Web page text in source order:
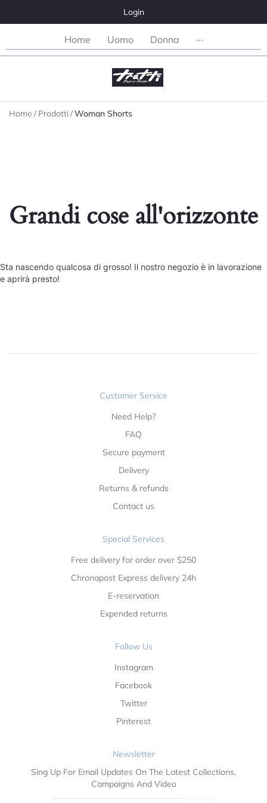
Login
Home Uomo Donna ···
Home / Prodotti/Woman Shorts
Grandi cose all'orizzonte
Sta nascendo qualcosa di grosso! Il nostro negozio è in lavorazione
e aprirà presto!
Customer Service
Need Help?
FAQ
Secure payment
Delivery
Returns & refunds
Contact us
Special Services
Free delivery for order over $250
Chronapost Express delivery 24h
E-reservation
Expended returns
Follow Us
Instagram
Facebook
Twitter
Pinterest
Newsletter
Sing Up For Email Updates On The Latest Collections,
Campaigns And Video